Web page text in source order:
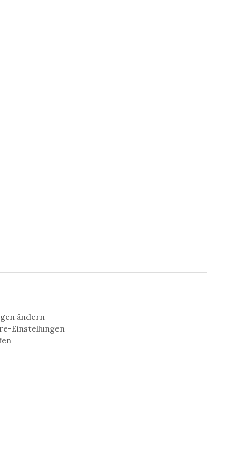
ändern
Einstellungen